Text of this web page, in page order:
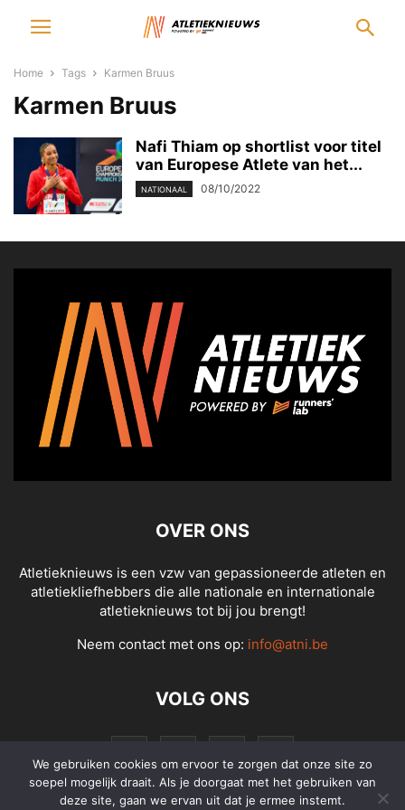
Home Tags Karmen Bruus
Karmen Bruus
Nafi Thiam op shortlist voor titel
van Europese Atlete van het...
NATIONAAL 08/10/2022
OVER ONS
Atletieknieuws is een vzw van gepassioneerde atleten en
atletiekliefhebbers die alle nationale en internationale
atletieknieuws tot bij jou brengt!
Neem contact met ons op: info@atni.be
VOLG ONS
We gebruiken cookies om ervoor te zorgen dat onze site zo
soepel mogelijk draait. Als je doorgaat met het gebruiken van
deze site, gaan we ervan uit dat je ermee instemt.